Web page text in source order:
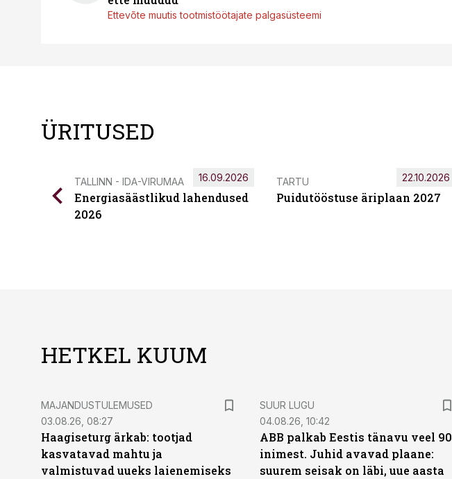
Ettevõte muutis tootmistöötajate palgasüsteemi
ÜRITUSED
TALLINN - IDA-VIRUMAA
Energiasäästlikud lahendused
2026
16.09.2026 TARTU
Puidutööstuse äriplaan 2027
22.10.2026
HETKEL KUUM
MAJANDUSTULEMUSED
03.08.26, 08:27
Haagiseturg ärkab: tootjad
kasvatavad mahtu ja
valmistuvad uueks laienemiseks
SUUR LUGU
04.08.26, 10:42
ABB palkab Eestis tänavu veel 90
inimest. Juhid avavad plaane:
suurem seisak on läbi, uue aasta